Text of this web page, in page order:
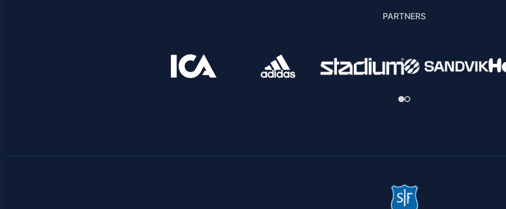
PARTNERS